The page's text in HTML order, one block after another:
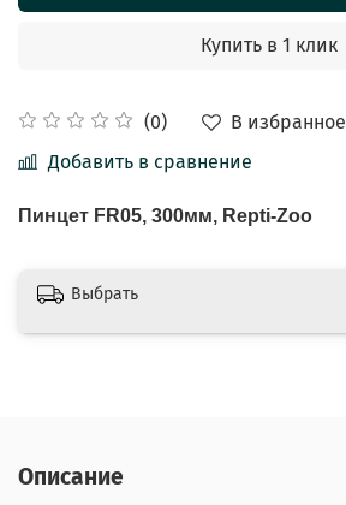
(0)
В избранное
Добавить в сравнение
Купить в 1 клик
Пинцет FR05, 300мм, Repti-Zoo
Выбрать
Описание